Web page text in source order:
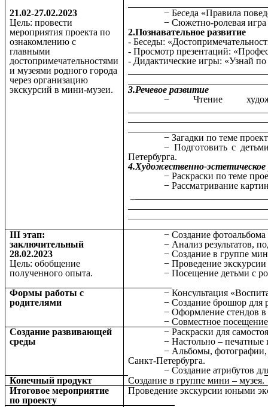
21.02-27.02.2023
Цель: провести
мероприятия проекта по
ознакомлению с
главными
достопримечательностями
и музеями родного города
через организацию
экскурсий в мини-музеи.
Беседа «Правила
Сюжетно-ролевая
2.Познавательное развитие
- Беседы:
- Просмотр презентаций:
- Дидактические игры: «Узнай
3.Речевое развитие
Чтение
Загадки по теме
Подготовить с
Петербурга.
4.Художественно-эстетическое
Раскраски по теме
Рассматривание
III этап:
заключительный
28.02.2023
Цель: обобщение
полученного опыта.
Создание
Анализ результатов,
Создание в группе
Проведение
Посещение детьми с
Формы работы с
родителями
Консультация
Создание брошюр для
Оформление стендов в
Совместное
Создание развивающей
среды
Раскраски для
Настольно – печатные
Альбомы, фотографии,
Санкт-Петербурга.
Создание атрибутов
Конечный продукт
Создание в группе мини – музея.
Итоговое мероприятие
по проекту
Проведение экскурсии юными